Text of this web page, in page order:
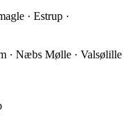
· Estrup ·
· Næbs Mølle · Valsølille